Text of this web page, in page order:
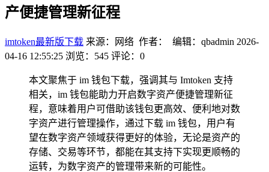
产便捷管理新征程
imtoken最新版下载 来源：网络 作者： 编辑：qbadmin 2026-
04-16 12:55:25 浏览：545 评论：0
本文聚焦于 im 钱包下载，强调其与 Imtoken 支持
相关，im 钱包能助力开启数字资产便捷管理新征
程，意味着用户可借助该钱包更高效、便利地对数
字资产进行管理操作，通过下载 im 钱包，用户有
望在数字资产领域获得更好的体验，无论是资产的
存储、交易等环节，都能在其支持下实现更顺畅的
运转，为数字资产的管理带来新的可能性。